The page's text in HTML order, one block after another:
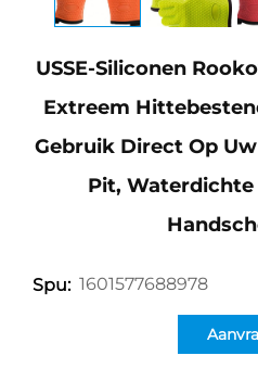
USSE-Siliconen
Extreem
Gebruik Direct Op
Pit, Waterdichte
Spu: 1601577688978